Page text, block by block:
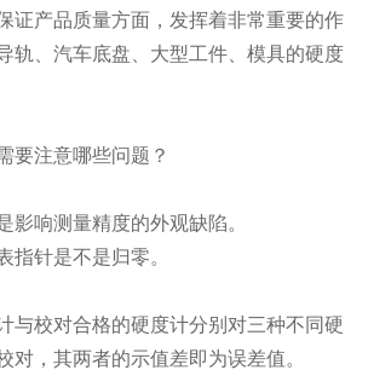
证产品质量方面，发挥着非常重要的作
轨、汽车底盘、大型工件、模具的硬度
要注意哪些问题？
响测量精度的外观缺陷。
针是不是归零。
校对合格的硬度计分别对三种不同硬
对，其两者的示值差即为误差值。